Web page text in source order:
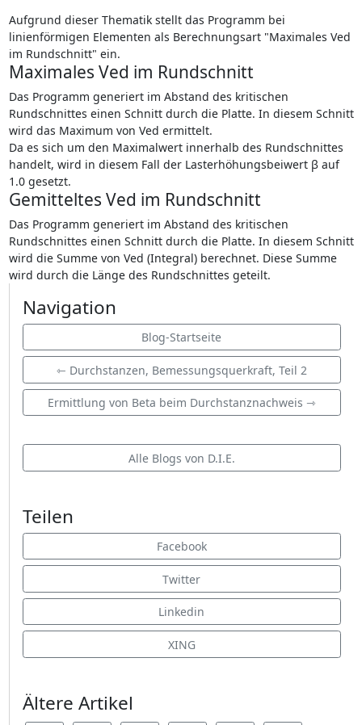
Aufgrund dieser Thematik stellt das Programm bei
linienförmigen Elementen als Berechnungsart "Maximales Ved
im Rundschnitt" ein.
Maximales Ved im Rundschnitt
Das Programm generiert im Abstand des kritischen
Rundschnittes einen Schnitt durch die Platte. In diesem Schnitt
wird das Maximum von Ved ermittelt.
Da es sich um den Maximalwert innerhalb des Rundschnittes
handelt, wird in diesem Fall der Lasterhöhungsbeiwert β auf
1.0 gesetzt.
Gemitteltes Ved im Rundschnitt
Das Programm generiert im Abstand des kritischen
Rundschnittes einen Schnitt durch die Platte. In diesem Schnitt
wird die Summe von Ved (Integral) berechnet. Diese Summe
wird durch die Länge des Rundschnittes geteilt.
Navigation
Blog-Startseite
⇽ Durchstanzen, Bemessungsquerkraft, Teil 2
Ermittlung von Beta beim Durchstanznachweis ⇾
Alle Blogs von D.I.E.
Teilen
Facebook
Twitter
Linkedin
XING
Ältere Artikel